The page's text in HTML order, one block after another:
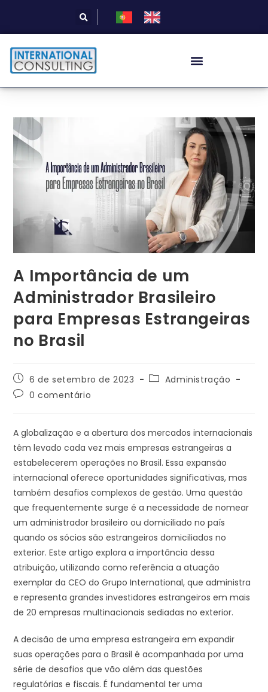
A Importância de um
Administrador Brasileiro
para Empresas Estrangeiras
no Brasil
6 de setembro de 2023
Administração
0 comentário
A globalização e a abertura dos mercados internacionais
têm levado cada vez mais empresas estrangeiras a
estabelecerem operações no Brasil. Essa expansão
internacional oferece oportunidades significativas, mas
também desafios complexos de gestão. Uma questão
que frequentemente surge é a necessidade de nomear
um administrador brasileiro ou domiciliado no país
quando os sócios são estrangeiros domiciliados no
exterior. Este artigo explora a importância dessa
atribuição, utilizando como referência a atuação
exemplar da CEO do Grupo International, que administra
e representa grandes investidores estrangeiros em mais
de 20 empresas multinacionais sediadas no exterior.
A decisão de uma empresa estrangeira em expandir
suas operações para o Brasil é acompanhada por uma
série de desafios que vão além das questões
regulatórias e fiscais. É fundamental ter uma